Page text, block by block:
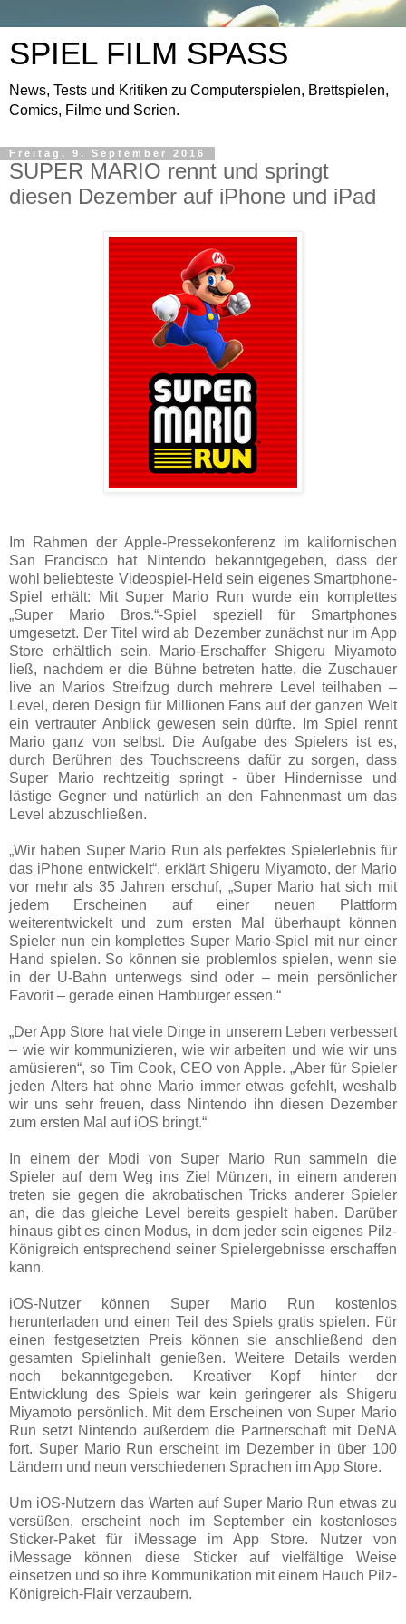
SPIEL FILM SPASS
News, Tests und Kritiken zu Computerspielen, Brettspielen,
Comics, Filme und Serien.
Freitag, 9. September 2016
SUPER MARIO rennt und springt
diesen Dezember auf iPhone und iPad
Im Rahmen der Apple-Pressekonferenz im kalifornischen
San Francisco hat Nintendo bekanntgegeben, dass der
wohl beliebteste Videospiel-Held sein eigenes Smartphone-
Spiel erhält: Mit Super Mario Run wurde ein komplettes
„Super Mario Bros.“-Spiel speziell für Smartphones
umgesetzt. Der Titel wird ab Dezember zunächst nur im App
Store erhältlich sein. Mario-Erschaffer Shigeru Miyamoto
ließ, nachdem er die Bühne betreten hatte, die Zuschauer
live an Marios Streifzug durch mehrere Level teilhaben –
Level, deren Design für Millionen Fans auf der ganzen Welt
ein vertrauter Anblick gewesen sein dürfte. Im Spiel rennt
Mario ganz von selbst. Die Aufgabe des Spielers ist es,
durch Berühren des Touchscreens dafür zu sorgen, dass
Super Mario rechtzeitig springt - über Hindernisse und
lästige Gegner und natürlich an den Fahnenmast um das
Level abzuschließen.
„Wir haben Super Mario Run als perfektes Spielerlebnis für
das iPhone entwickelt“, erklärt Shigeru Miyamoto, der Mario
vor mehr als 35 Jahren erschuf, „Super Mario hat sich mit
jedem Erscheinen auf einer neuen Plattform
weiterentwickelt und zum ersten Mal überhaupt können
Spieler nun ein komplettes Super Mario-Spiel mit nur einer
Hand spielen. So können sie problemlos spielen, wenn sie
in der U-Bahn unterwegs sind oder – mein persönlicher
Favorit – gerade einen Hamburger essen.“
„Der App Store hat viele Dinge in unserem Leben verbessert
– wie wir kommunizieren, wie wir arbeiten und wie wir uns
amüsieren“, so Tim Cook, CEO von Apple. „Aber für Spieler
jeden Alters hat ohne Mario immer etwas gefehlt, weshalb
wir uns sehr freuen, dass Nintendo ihn diesen Dezember
zum ersten Mal auf iOS bringt.“
In einem der Modi von Super Mario Run sammeln die
Spieler auf dem Weg ins Ziel Münzen, in einem anderen
treten sie gegen die akrobatischen Tricks anderer Spieler
an, die das gleiche Level bereits gespielt haben. Darüber
hinaus gibt es einen Modus, in dem jeder sein eigenes Pilz-
Königreich entsprechend seiner Spielergebnisse erschaffen
kann.
iOS-Nutzer können Super Mario Run kostenlos
herunterladen und einen Teil des Spiels gratis spielen. Für
einen festgesetzten Preis können sie anschließend den
gesamten Spielinhalt genießen. Weitere Details werden
noch bekanntgegeben. Kreativer Kopf hinter der
Entwicklung des Spiels war kein geringerer als Shigeru
Miyamoto persönlich. Mit dem Erscheinen von Super Mario
Run setzt Nintendo außerdem die Partnerschaft mit DeNA
fort. Super Mario Run erscheint im Dezember in über 100
Ländern und neun verschiedenen Sprachen im App Store.
Um iOS-Nutzern das Warten auf Super Mario Run etwas zu
versüßen, erscheint noch im September ein kostenloses
Sticker-Paket für iMessage im App Store. Nutzer von
iMessage können diese Sticker auf vielfältige Weise
einsetzen und so ihre Kommunikation mit einem Hauch Pilz-
Königreich-Flair verzaubern.